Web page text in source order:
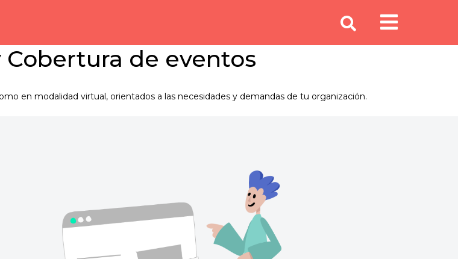
de eventos
en modalidad virtual, orientados a las necesidades y demandas de tu organización.